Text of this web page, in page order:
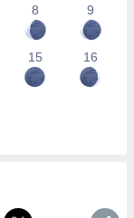
8 9
15 16